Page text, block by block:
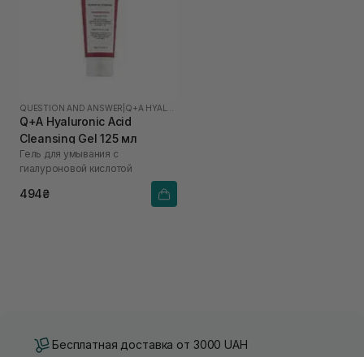
QUESTION AND ANSWER
Q+A Hyaluronic Acid
Cleansing Gel 125 мл
Гель для умывания с
гиалуроновой кислотой
494₴
Бесплатная доставка от 3000 UAH